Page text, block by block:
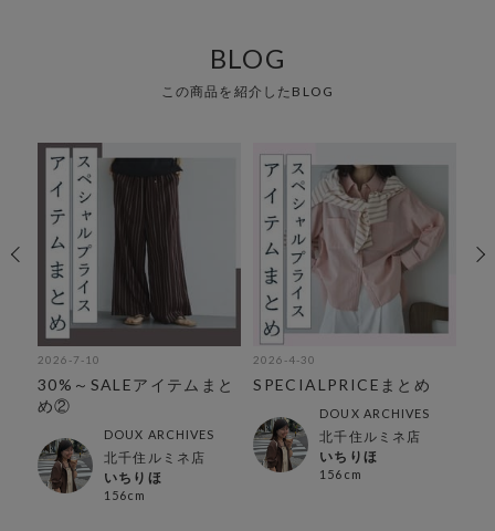
BLOG
この商品を紹介したBLOG
2026-7-10
30%～SALEアイテムまと
め②
DOUX ARCHIVES
北千住ルミネ店
いちりほ
156cm
2026-4-30
SPECIALPRICEまとめ
DOUX ARCHIVES
北千住ルミネ店
いちりほ
156cm